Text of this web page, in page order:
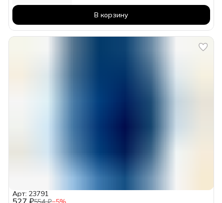
В корзину
527 ₽
Арт: 23791